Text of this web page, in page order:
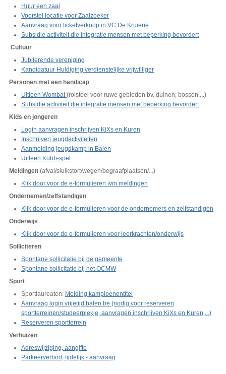
Huur een zaal
Voorstel locatie voor Zaalzoeker
Aanvraag voor ticketverkoop in VC De Kruierie
Subsidie activiteit die integratie mensen met beperking bevordert
Cultuur
Jubilerende vereniging
Kandidatuur Huldiging verdienstelijke vrijwilliger
Personen met een handicap
Uitleen Wombat(rolstoel voor ruwe gebieden bv. duinen, bossen,...)
Subsidie activiteit die integratie mensen met beperking bevordert
Kids en jongeren
Login aanvragen inschrijven KiXs en Kuren
Inschrijven jeugdactiviteiten
Aanmelding jeugdkamp in Balen
Uitleen Kubb-spel
Meldingen(afval/sluikstort/wegen/begraafplaatsen/...)
Klik door voor de e-formulieren ivm meldingen
Ondernemen/zelfstandigen
Klik door voor de e-formulieren voor de ondernemers en zelfstandigen
Onderwijs
Klik door voor de e-formulieren voor leerkrachten/onderwijs
Solliciteren
Spontane sollicitatie bij de gemeente
Spontane sollicitatie bij het OCMW
Sport
Sportlaureaten: Melding kampioenentitel
Aanvraag login vrijetijd.balen.be (nodig voor reserveren
sportterreinen/studeerplekje, aanvragen inschrijven KiXs en Kuren,...)
Reserveren sportterrein
Verhuizen
Adreswijziging, aangifte
Parkeerverbod, tijdelijk - aanvraag